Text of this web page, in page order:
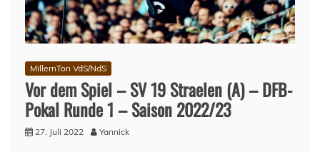
MillernTon VdS/NdS
Vor dem Spiel – SV 19 Straelen (A) – DFB-
Pokal Runde 1 – Saison 2022/23
27. Juli 2022 Yannick